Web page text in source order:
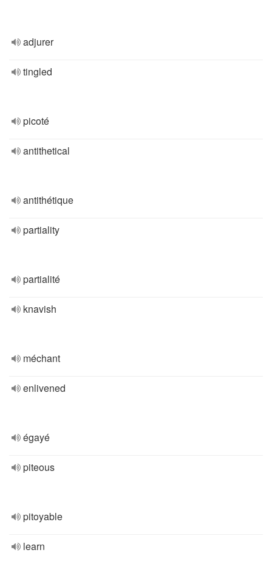
adjurer
tingled
picoté
antithetical
antithétique
partiality
partialité
knavish
méchant
enlivened
égayé
piteous
pitoyable
learn